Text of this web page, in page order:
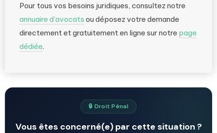
Pour tous vos besoins juridiques, consultez notre
annuaire d’avocats ou déposez votre demande
directement et gratuitement en ligne sur notre page
dédiée.
🔒 Droit Pénal
Vous êtes concerné(e) par cette situation ?